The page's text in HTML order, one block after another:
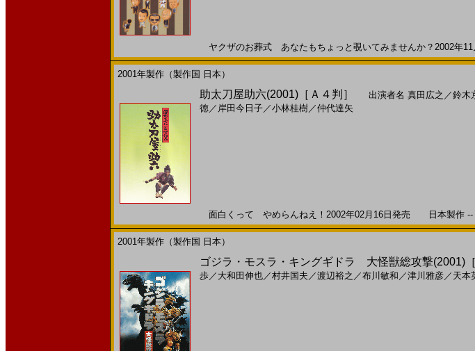
ヤクザのお葬式 あなたもちょっと覗いてみませんか？2002年
2001年製作（製作国 日本）
助太刀屋助六(2001)［Ａ４判］ 出演者名 真田広之 ／鈴木
徳／ 岸田今日子／小林桂樹／仲代達矢
面白くって やめらんねえ！2002年02月16日発売 日本製作 --
2001年製作（製作国 日本）
ゴジラ・モスラ・キングギドラ 大怪獣総攻撃(2001)［
歩／ 大和田伸也／村井国夫 ／渡辺裕之 ／布川敏和 ／津川雅彦／ 天本